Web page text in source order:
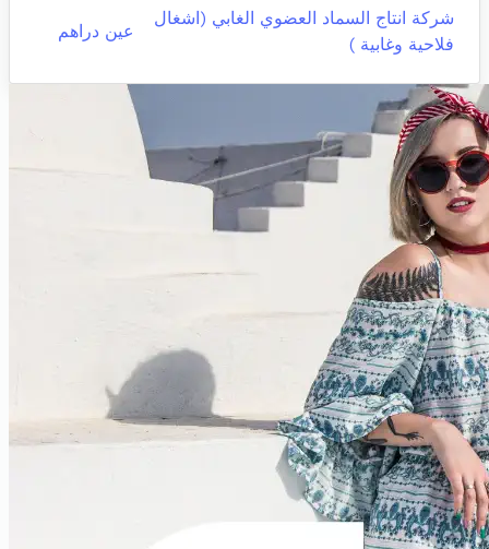
شركة انتاج السماد العضوي الغابي (اشغال
فلاحية وغابية )
عين دراهم